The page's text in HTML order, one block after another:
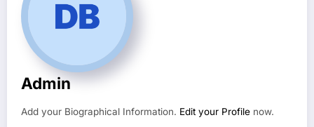
Admin
Add your Biographical Information. Edit your Profile now.